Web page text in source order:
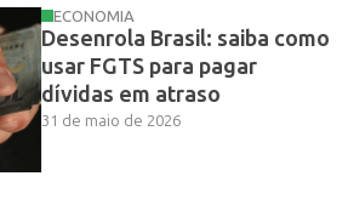
ECONOMIA
Desenrola Brasil: saiba como
usar FGTS para pagar
dívidas em atraso
31 de maio de 2026